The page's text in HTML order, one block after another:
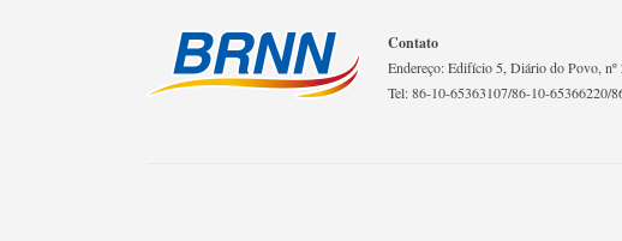
Contato
Endereço: Edifício 5, Diário do Povo,
Tel: 86-10-65363107/86-10-65366220/